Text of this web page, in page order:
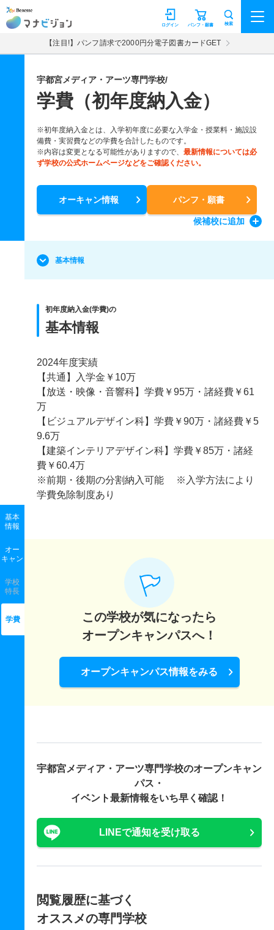
マナビジョン パンフ・願書
ログイン 検索
【注目!】パンフ請求で2000円分電子図書カードGET
宇都宮メディア・アーツ専門学校/
学費（初年度納入金）
※初年度納入金とは、入学初年度に必要な入学金・授業料・施設設
備費・実習費などの学費を合計したものです。
※内容は変更となる可能性がありますので、 最新情報については必
ず学校の公式ホームページなどをご確認ください。
オーキャン情報 パンフ・願書
候補校に追加
基本
情報
オー
キャン
学校
特長
学費
基本情報
初年度納入金(学費)の
基本情報
2024年度実績
【共通】入学金￥10万
【放送・映像・音響科】学費￥95万・諸経費￥61
万
【ビジュアルデザイン科】学費￥90万・諸経費￥5
9.6万
【建築インテリアデザイン科】学費￥85万・諸経
費￥60.4万
※前期・後期の分割納入可能 ※入学方法により
学費免除制度あり
この学校が気になったら
オープンキャンパスへ！
オープンキャンパス情報をみる
宇都宮メディア・アーツ専門学校のオープンキャン
パス・
イベント最新情報をいち早く確認！
LINEで通知を受け取る
閲覧履歴に基づく
オススメの専門学校